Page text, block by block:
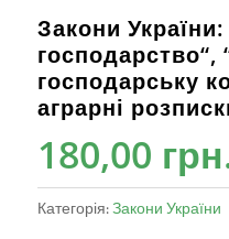
Закони
господарську
аграрні
180,00
Категорія: Закони України